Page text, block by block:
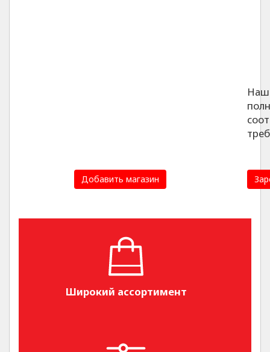
Добавить магазин
Широкий ассортимент